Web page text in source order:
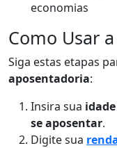
economias
Como Usar
Siga estas etapas
aposentadoria:
Insira sua
se aposentar.
Digite sua